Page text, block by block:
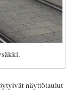
näyttötaulut